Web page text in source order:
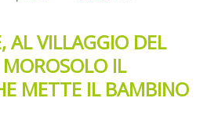
AL VILLAGGIO DEL
IL
METTE IL BAMBINO